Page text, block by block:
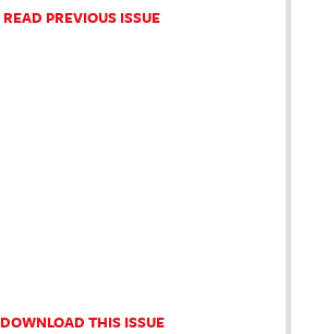
READ PREVIOUS ISSUE
DOWNLOAD THIS ISSUE